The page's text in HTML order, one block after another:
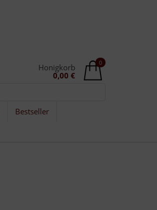
0
Honigkorb
0,00 €
Bestseller